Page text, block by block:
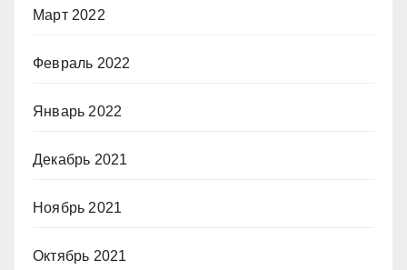
Март 2022
Февраль 2022
Январь 2022
Декабрь 2021
Ноябрь 2021
Октябрь 2021